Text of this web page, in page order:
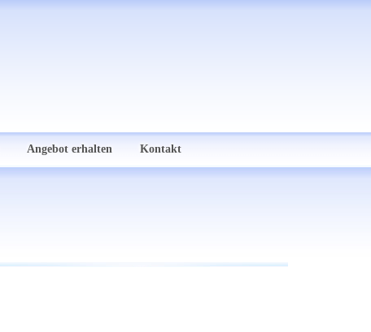
Angebot erhalten Kontakt